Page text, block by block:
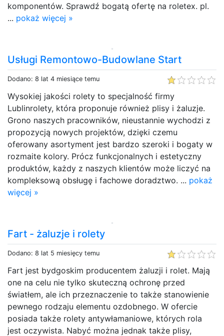
komponentów. Sprawdź bogatą ofertę na roletex. pl.
... pokaż więcej »
Usługi Remontowo-Budowlane Start
Dodano: 8 lat 4 miesiące temu
Wysokiej jakości rolety to specjalność firmy
Lublinrolety, która proponuje również plisy i żaluzje.
Grono naszych pracowników, nieustannie wychodzi z
propozycją nowych projektów, dzięki czemu
oferowany asortyment jest bardzo szeroki i bogaty w
rozmaite kolory. Prócz funkcjonalnych i estetyczny
produktów, każdy z naszych klientów może liczyć na
kompleksową obsługę i fachowe doradztwo. ... pokaż
więcej »
Fart - żaluzje i rolety
Dodano: 8 lat 5 miesięcy temu
Fart jest bydgoskim producentem żaluzji i rolet. Mają
one na celu nie tylko skuteczną ochronę przed
światłem, ale ich przeznaczenie to także stanowienie
pewnego rodzaju elementu ozdobnego. W ofercie
posiada także rolety antywłamaniowe, których rola
jest oczywista. Nabyć można jednak także plisy,